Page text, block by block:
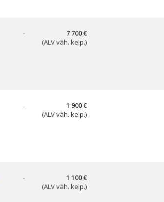
-
7 700 €
(ALV väh. kelp.)
-
1 900 €
(ALV väh. kelp.)
-
1 100 €
(ALV väh. kelp.)